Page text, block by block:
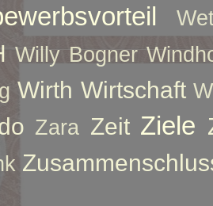
Willy Bogner
Wirth Wirtschaft
Zara Zeit Ziele